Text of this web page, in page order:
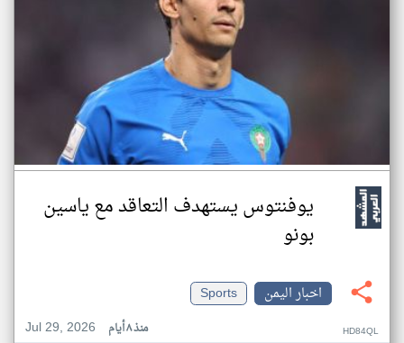
يوفنتوس يستهدف التعاقد مع ياسين
بونو
اخبار اليمن
Sports
Jul 29, 2026
منذ ٨ أيام HD84QL